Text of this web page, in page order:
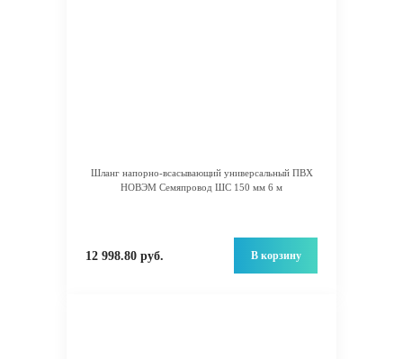
Шланг напорно-всасывающий универсальный ПВХ
НОВЭМ Семяпровод ШС 150 мм 6 м
12 998.80 руб. В корзину